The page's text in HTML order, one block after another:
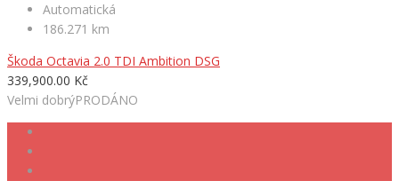
Automatická
186.271 km
Škoda Octavia 2.0 TDI Ambition DSG
339,900.00 Kč
Velmi dobrýPRODÁNO